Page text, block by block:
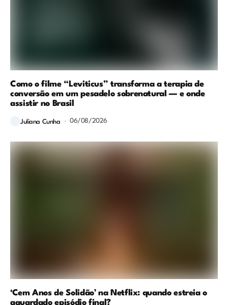
Como o filme “Leviticus” transforma a terapia de
conversão em um pesadelo sobrenatural — e onde
assistir no Brasil
Juliana Cunha 06/08/2026
‘Cem Anos de Solidão’ na Netflix: quando estreia o
aguardado episódio final?